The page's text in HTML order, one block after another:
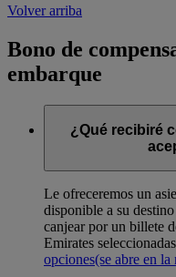
Volver arriba
Bono de
embarque
¿Qué recibiré
Le ofreceremos un
disponible a su
canjear por un billete
Emirates
opciones(se abre en la